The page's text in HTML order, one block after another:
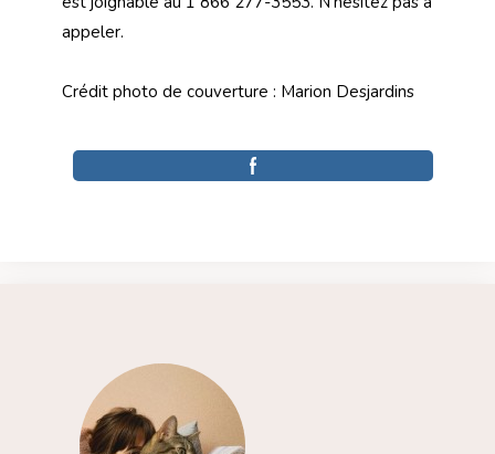
appeler.
Crédit photo de couverture : Marion Desjardins